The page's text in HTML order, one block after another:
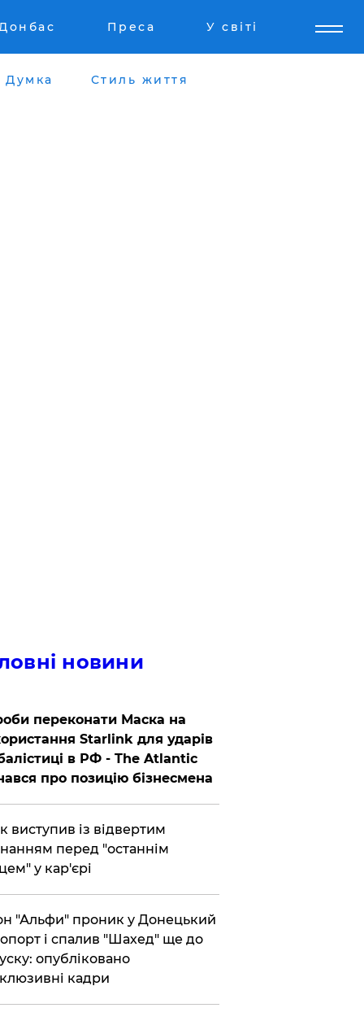
Преса У світі
Думка Стиль життя
новини
переконати Маска на
Starlink для ударів
в РФ - The Atlantic
про позицію бізнесмена
виступив із відвертим
перед "останнім
у кар'єрі
"Альфи" проник у Донецький
і спалив "Шахед" ще до
опубліковано
кадри